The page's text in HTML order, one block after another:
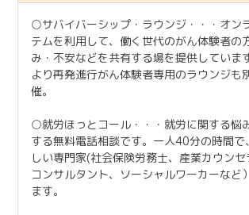
○サバイバーシップ・ラウンジ・・・オン
テムを利用して、働く世代のがん体験者の
み・不安などを共有する場を提供していま
より再発進行がん体験者専用のラウンジも
催。
○就労ほっとコール・・・就労に関する悩
する無料電話相談です。一人40分の時間で
しい専門家(社会保険労務士、産業カウン
コンサルタント、ソーシャルワーカーなど
ます。